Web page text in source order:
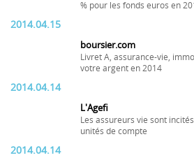
% pour les fonds euros en
2014.04.15
boursier.com
Livret A, assurance-vie,
votre argent en 2014
2014.04.14
L'Agefi
Les assureurs vie sont
unités de compte
2014.04.14